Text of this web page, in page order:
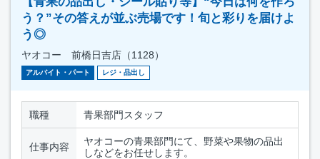
う？”その答えが並ぶ売場です！旬と彩りを届けよ
う◎
ヤオコー 前橋日吉店（1128）
アルバイト・パート レジ・品出し
職種 青果部門スタッフ
仕事内容
ヤオコーの青果部門にて、野菜や果物の品出
しなどをお任せします。